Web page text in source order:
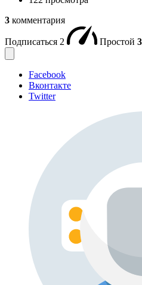
3 комментария
Подписаться 2 Простой 3
Facebook
Вконтакте
Twitter